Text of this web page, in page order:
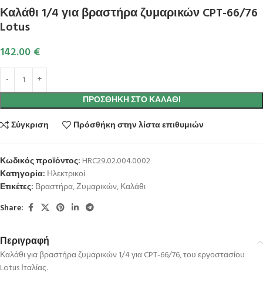
Καλάθι 1/4 για βραστήρα ζυμαρικών CPT-66/76
Lotus
142.00 €
ΠΡΟΣΘΉΚΗ ΣΤΟ ΚΑΛΆΘΙ
Σύγκριση
Πρόσθήκη στην λίστα επιθυμιών
Κωδικός προϊόντος: HRC29.02.004.0002
Κατηγορία: Ηλεκτρικοί
Ετικέτες: Βραστήρα,Ζυμαρικών,Καλάθι
Share:
Περιγραφή
Καλάθι για βραστήρα ζυμαρικών 1/4 για CPT-66/76, του εργοστασίου
Lotus Ιταλίας.